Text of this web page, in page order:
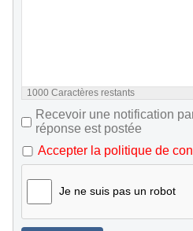
1000 Caractères restants
Recevoir une notification
réponse est postée
Accepter la politique de
Je ne suis pas un robot